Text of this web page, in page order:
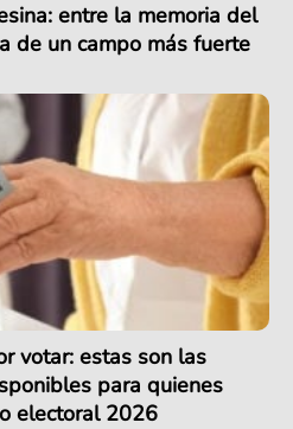
entre la memoria del
de un campo más fuerte
votar: estas son las
para quienes
electoral 2026